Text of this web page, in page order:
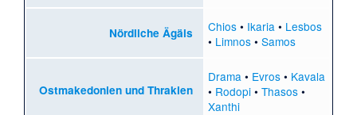
Nördliche Ägäis Chios• Ikaria • Lesbos
• Limnos• Samos
Ostmakedonien und Thrakien
Drama • Evros• Kavala
• Rodopi• Thasos•
Xanthi